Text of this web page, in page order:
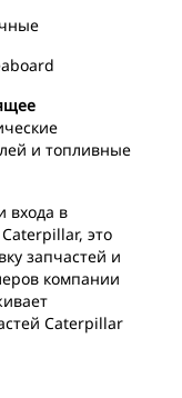
и топливные
входа в
это
запчастей и
компании
Caterpillar